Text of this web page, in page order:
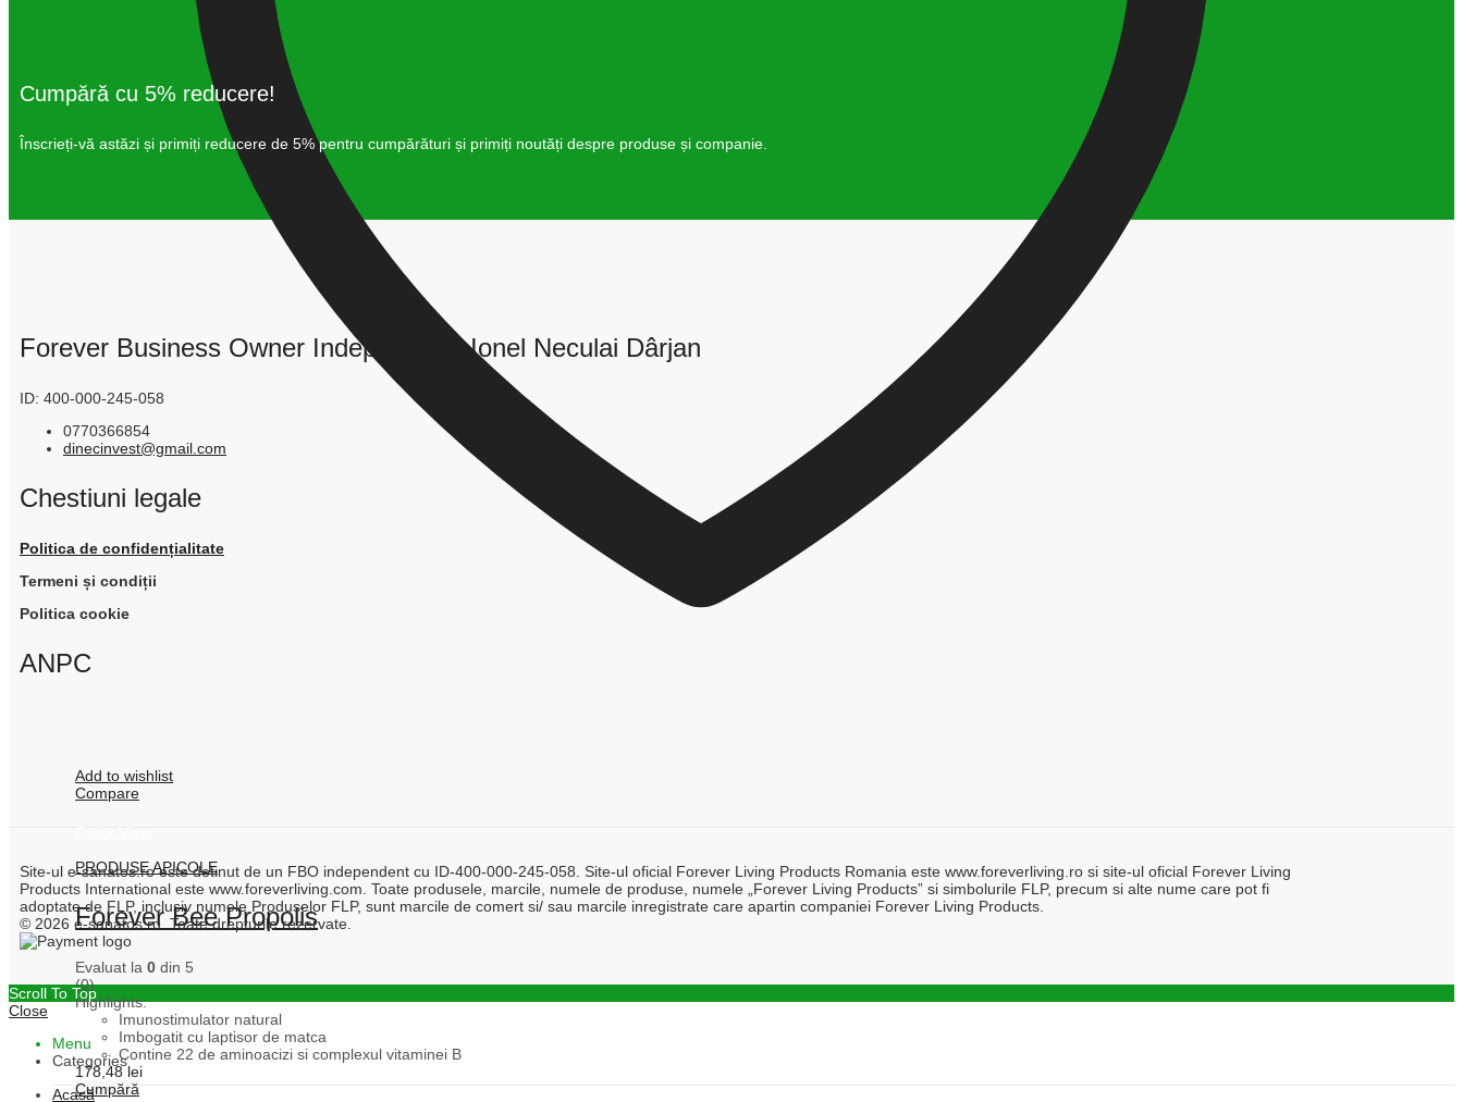
Add to wishlist
Compare
PRODUSE APICOLE
Forever Bee Propolis
Evaluat la 0 din 5
(0)
Highlights:
Imunostimulator natural
Imbogatit cu laptisor de matca
Contine 22 de aminoacizi si complexul vitaminei B
178,48lei
Cumpără
Cumpără cu 5% reducere!
Înscrieți-vă astăzi și primiți reducere de 5% pentru cumpărături și primiți noutăți despre produse și companie.
Forever Business Owner Independent: Ionel Neculai Dârjan
ID: 400-000-245-058
0770366854
dinecinvest@gmail.com
Chestiuni legale
Politica de confidențialitate
Termeni și condiții
Politica cookie
ANPC
Site-ul e-sanatos.ro este detinut de un FBO independent cu ID-400-000-245-058. Site-ul oficial Forever Living Products Romania este www.foreverliving.ro si site-ul oficial Forever Living
Products International este www.foreverliving.com. Toate produsele, marcile, numele de produse, numele „Forever Living Products” si simbolurile FLP, precum si alte nume care pot fi
adoptate de FLP, inclusiv numele Produselor FLP, sunt marcile de comert si/ sau marcile inregistrate care apartin companiei Forever Living Products.
© 2026 e-sanatos.ro. Toate drepturile rezervate.
Scroll To Top
Close
Menu
Categories
Acasă